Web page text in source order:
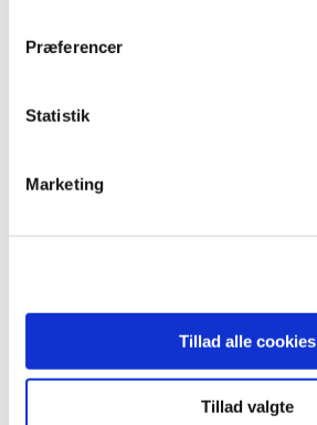
Præferencer
Statistik
Marketing
Tillad alle cookies
Tillad valgte
|13. december 2017
2021 (1)